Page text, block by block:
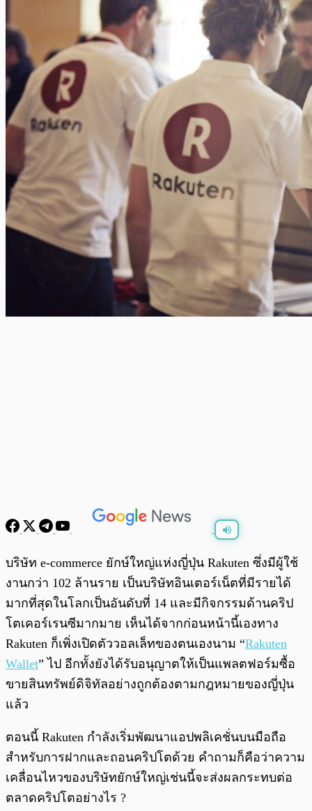
/ 0:00
บริษัท e-commerce ยักษ์ใหญ่แห่งญี่ปุ่น Rakuten ซึ่งมีผู้ใช้
งานกว่า 102 ล้านราย เป็นบริษัทอินเตอร์เน็ตที่มีรายได้
มากที่สุดในโลกเป็นอันดับที่ 14 และมีกิจกรรมด้านคริป
โตเคอร์เรนซีมากมาย เห็นได้จากก่อนหน้านี้เองทาง
Rakuten ก็เพิ่งเปิดตัววอลเล็ทของตนเองนาม “Rakuten
Wallet” ไป อีกทั้งยังได้รับอนุญาตให้เป็นแพลตฟอร์มซื้อ
ขายสินทรัพย์ดิจิทัลอย่างถูกต้องตามกฎหมายของญี่ปุ่น
แล้ว
ตอนนี้ Rakuten กำลังเริ่มพัฒนาแอปพลิเคชั่นบนมือถือ
สำหรับการฝากและถอนคริปโตด้วย คำถามก็คือว่าความ
เคลื่อนไหวของบริษัทยักษ์ใหญ่เช่นนี้จะส่งผลกระทบต่อ
ตลาดคริปโตอย่างไร ?